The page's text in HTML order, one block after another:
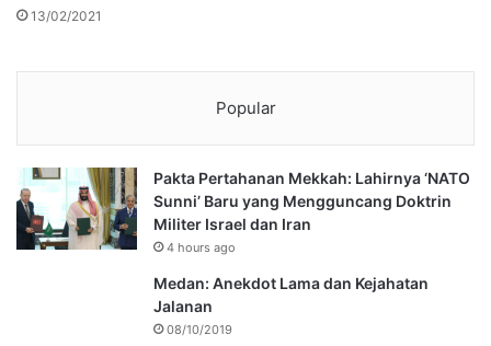
13/02/2021
Popular
Pakta Pertahanan Mekkah: Lahirnya ‘NATO
Sunni’ Baru yang Mengguncang Doktrin
Militer Israel dan Iran
4 hours ago
Medan: Anekdot Lama dan Kejahatan
Jalanan
08/10/2019